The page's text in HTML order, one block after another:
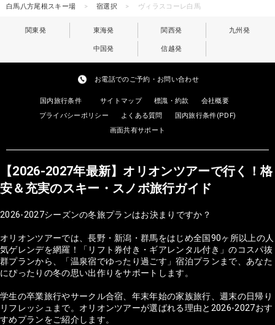
白馬八方尾根スキー場 宿選択 ヴィラスコーレ白馬
関東発 東海発 関西発 九州発
中国発 信越発
お電話でのご予約・お問い合わせ
国内旅行条件 サイトマップ 標識・約款
会社概要
プライバシーポリシー
よくある質問
国内旅行条件(PDF)
画面共有サポート
【2026-2027年最新】オリオンツアーで行く！格
安＆充実のスキー・スノボ旅行ガイド
2026-2027シーズンの冬旅プランはお決まりですか？
オリオンツアーでは、長野・新潟・群馬をはじめ全国90ヶ所以上の人
気ゲレンデを網羅！「リフト券付き・ギアレンタル付き」のコスパ抜
群プランから、「温泉宿でゆったり過ごす」宿泊プランまで、あなた
にぴったりの冬の思い出作りをサポートします。
学生の卒業旅行やサークル合宿、年末年始の家族旅行、週末の日帰り
リフレッシュまで。オリオンツアーが選ばれる理由と2026-2027おす
すめプランをご紹介します。